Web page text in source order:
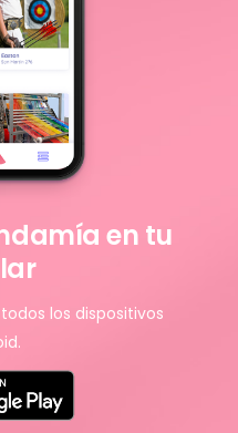
en tu
los dispositivos